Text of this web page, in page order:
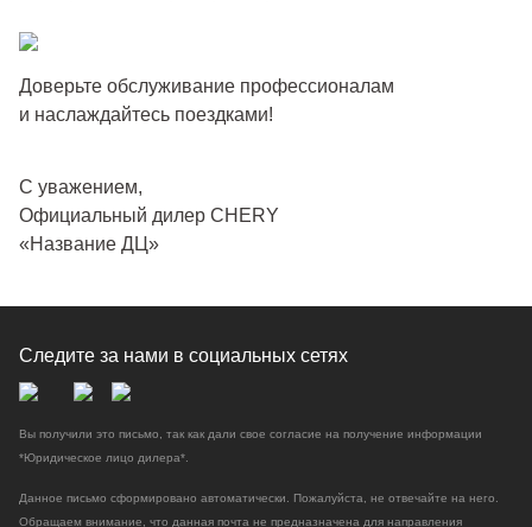
Доверьте обслуживание профессионалам
и наслаждайтесь поездками!
С уважением,
Официальный дилер CHERY
«Название ДЦ»
Следите за нами в социальных сетях
Вы получили это письмо, так как дали свое согласие на получение информации
*Юридическое лицо дилера*.
Данное письмо сформировано автоматически. Пожалуйста, не отвечайте на него.
Обращаем внимание, что данная почта не предназначена для направления